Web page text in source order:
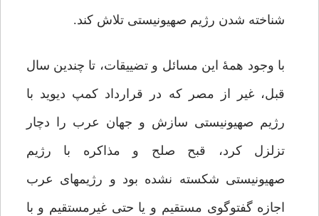
شناخته شدن رژیم صهیونیستی تلاش کند.
با وجود همۀ این مسائل و تضییقات، تا چندین سال
قبل، غیر از مصر که در قرارداد کمپ دیوید با
رژیم صهیونیستی سازش و جهان عرب را دچار
تزلزل کرد، قبح صلح و مذاکره با رژیم
صهیونیستی شکسته نشده بود و رژیم‏های عرب
اجازه گفت‏وگوی مستقیم و یا حتی غیرمستقیم و با